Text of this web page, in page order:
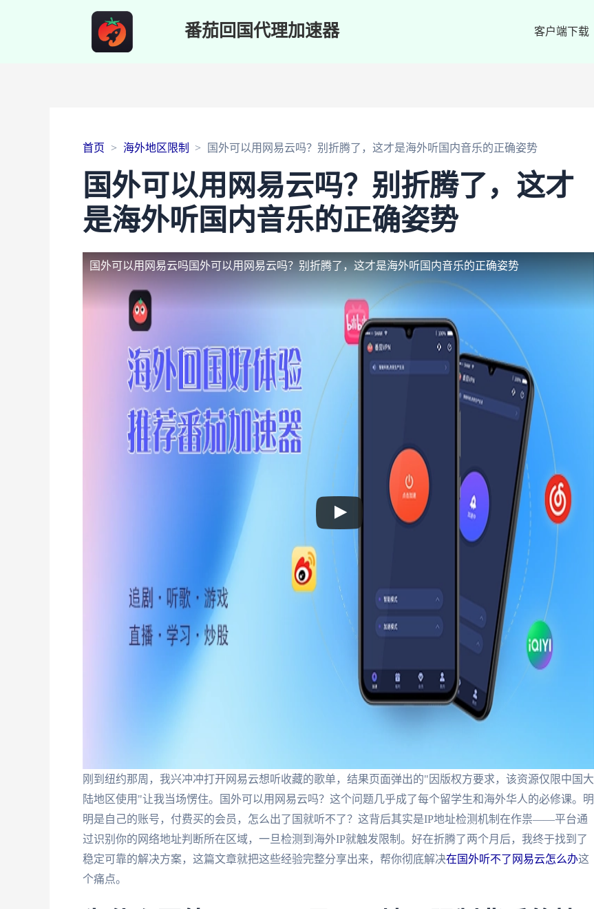
番茄回国代理加速器 客户端下载
首页 海外地区限制 国外可以用网易云吗？别折腾了，这才是海外听国内音乐的正确姿势
国外可以用网易云吗？别折腾了，这才
是海外听国内音乐的正确姿势
国外可以用网易云吗国外可以用网易云吗？别折腾了，这才是海外听国内音乐的正确姿势
刚到纽约那周，我兴冲冲打开网易云想听收藏的歌单，结果页面弹出的"因版权方要求，该资源仅限中国大
陆地区使用"让我当场愣住。国外可以用网易云吗？这个问题几乎成了每个留学生和海外华人的必修课。明
明是自己的账号，付费买的会员，怎么出了国就听不了？这背后其实是IP地址检测机制在作祟——平台通
过识别你的网络地址判断所在区域，一旦检测到海外IP就触发限制。好在折腾了两个月后，我终于找到了
稳定可靠的解决方案，这篇文章就把这些经验完整分享出来，帮你彻底解决在国外听不了网易云怎么办这
个痛点。